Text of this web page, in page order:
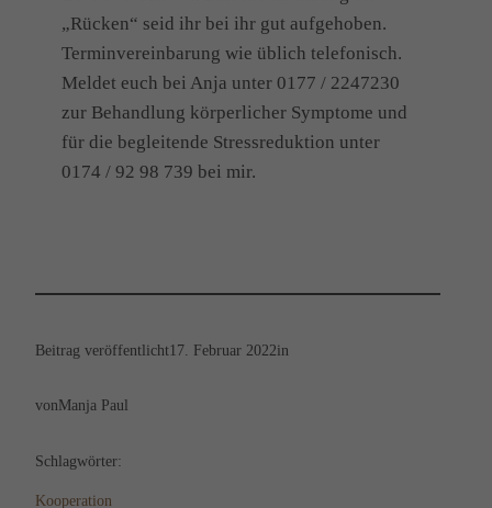
„Rücken“ seid ihr bei ihr gut aufgehoben.
Terminvereinbarung wie üblich telefonisch.
Meldet euch bei Anja unter 0177 / 2247230
zur Behandlung körperlicher Symptome und
für die begleitende Stressreduktion unter
0174 / 92 98 739 bei mir.
Beitrag veröffentlicht17. Februar 2022in
vonManja Paul
Schlagwörter:
Kooperation